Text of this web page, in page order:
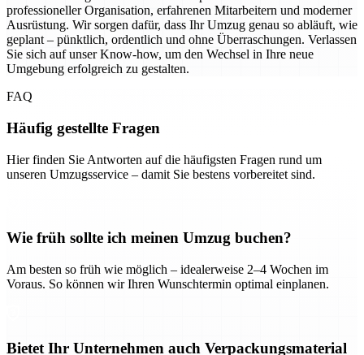
professioneller Organisation, erfahrenen Mitarbeitern und moderner
Ausrüstung. Wir sorgen dafür, dass Ihr Umzug genau so abläuft, wie
geplant – pünktlich, ordentlich und ohne Überraschungen. Verlassen
Sie sich auf unser Know-how, um den Wechsel in Ihre neue
Umgebung erfolgreich zu gestalten.
FAQ
Häufig gestellte Fragen
Hier finden Sie Antworten auf die häufigsten Fragen rund um
unseren Umzugsservice – damit Sie bestens vorbereitet sind.
Wie früh sollte ich meinen Umzug buchen?
Am besten so früh wie möglich – idealerweise 2–4 Wochen im
Voraus. So können wir Ihren Wunschtermin optimal einplanen.
Bietet Ihr Unternehmen auch Verpackungsmaterial